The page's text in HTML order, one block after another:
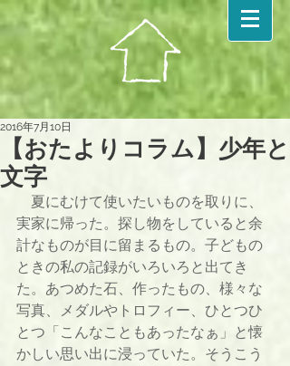
【おたよりコラム】少年と
文字
2016年7月10日
夏にむけて使いたいものを取りに、
実家に帰った。探し物をしていると余
計なものが目に留まるもの。子どもの
ときの私の記録がいろいろと出てき
た。あつめた石、作ったもの、様々な
写真、メダルやトロフィー、ひとつひ
とつ「こんなこともあったなぁ」と懐
かしい思い出に浸っていた。そうこう